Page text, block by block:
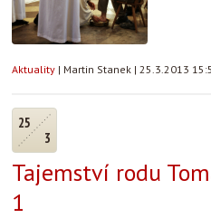
Aktuality | Martin Stanek | 25.3.2013
25
3
Tajemství rodu
1